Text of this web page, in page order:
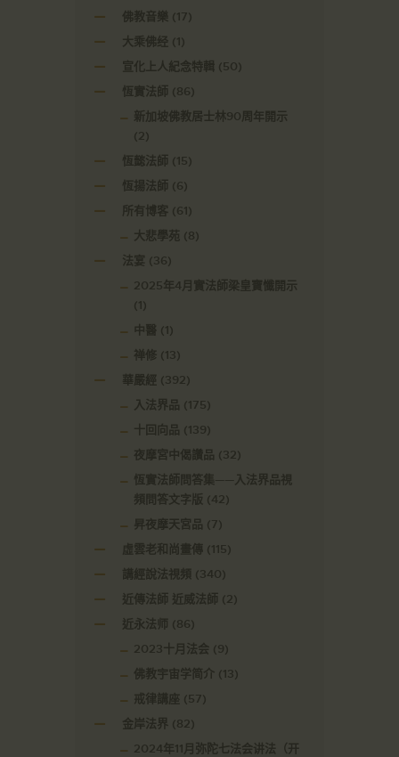
佛教音樂 (17)
大乘佛经 (1)
宣化上人紀念特輯 (50)
恆實法師 (86)
新加坡佛教居士林90周年開示
(2)
恆懿法師 (15)
恆揚法師 (6)
所有博客 (61)
大悲學苑 (8)
法宴 (36)
2025年4月實法師梁皇寶懺開示
(1)
中醫 (1)
禅修 (13)
華嚴經 (392)
入法界品 (175)
十回向品 (139)
夜摩宮中偈讚品 (32)
恆實法師問答集——入法界品視
頻問答文字版 (42)
昇夜摩天宮品 (7)
虛雲老和尚畫傳 (115)
講經說法視頻
(340)
近傳法師 近威法師 (2)
近永法师 (86)
2023十月法会 (9)
佛教宇宙学简介 (13)
戒律講座 (57)
金岸法界 (82)
2024年11月弥陀七法会讲法（开